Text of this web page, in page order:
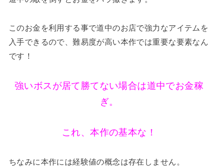
このお金を利用する事で道中のお店で強力なアイテムを
入手できるので、難易度が高い本作では重要な要素なん
です！
強いボスが居て勝てない場合は道中でお金稼
ぎ。
これ、本作の基本な！
ちなみに本作には経験値の概念は存在しません。